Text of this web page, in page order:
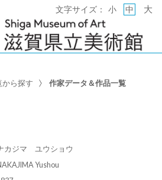
文字サイズ： 小 中 大
から探す 作家データ＆作品一覧
カジマ ユウショウ
Yushou